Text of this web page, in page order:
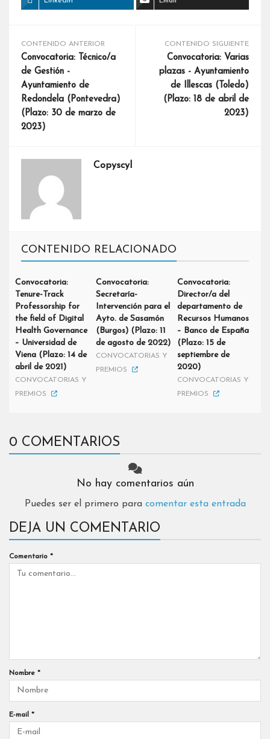
CONTENIDO ANTERIOR
Convocatoria: Técnico/a
de Gestión -
Ayuntamiento de
Redondela (Pontevedra)
(Plazo: 30 de marzo de
2023)
CONTENIDO SIGUIENTE
Convocatoria: Varias
plazas - Ayuntamiento
de Illescas (Toledo)
(Plazo: 18 de abril de
2023)
Copyscyl
CONTENIDO RELACIONADO
Convocatoria:
Tenure-Track
Professorship for
the field of Digital
Health Governance
– Universidad de
Viena (Plazo: 14 de
abril de 2021)
CONVOCATORIAS Y
PREMIOS
Convocatoria:
Secretaría-
Intervención para el
Ayto. de Sasamón
(Burgos) (Plazo: 11
de agosto de 2022)
CONVOCATORIAS Y
PREMIOS
Convocatoria:
Director/a del
departamento de
Recursos Humanos
– Banco de España
(Plazo: 15 de
septiembre de
2020)
CONVOCATORIAS Y
PREMIOS
0 COMENTARIOS
No hay comentarios aún
Puedes ser el primero para comentar esta entrada
DEJA UN COMENTARIO
Comentario *
Nombre *
E-mail *